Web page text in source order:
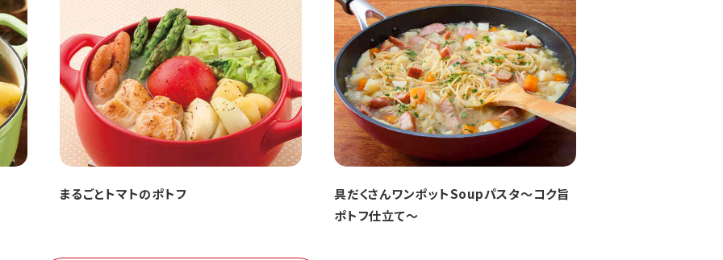
まるごとトマトのポトフ
具だくさんワンポットSoupパスタ～コク旨
ポトフ仕立て～